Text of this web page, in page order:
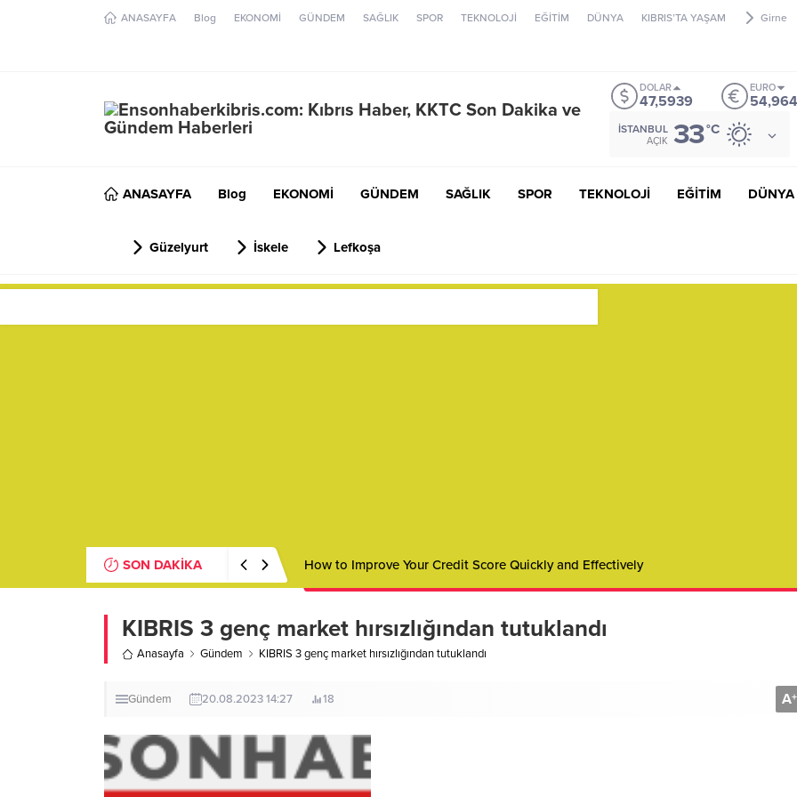
ANASAYFA Blog EKONOMİ GÜNDEM SAĞLIK SPOR TEKNOLOJİ EĞİTİM DÜNYA KIBRIS’TA YAŞAM Girne
DOLAR
47,5939
EURO
İSTANBUL
AÇIK 33°C
ANASAYFA Blog EKONOMİ GÜNDEM SAĞLIK SPOR TEKNOLOJİ EĞİTİM DÜNYA
Güzelyurt İskele Lefkoşa
SON DAKİKA How to Improve Your Credit Score Quickly and Effectively
KIBRIS 3 genç market hırsızlığından tutuklandı
Anasayfa Gündem KIBRIS 3 genç market hırsızlığından tutuklandı
Gündem 20.08.2023 14:27 18 A+